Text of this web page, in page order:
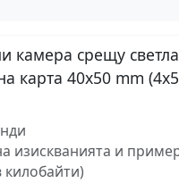
срещу
карта 40x50 mm
изискванията и